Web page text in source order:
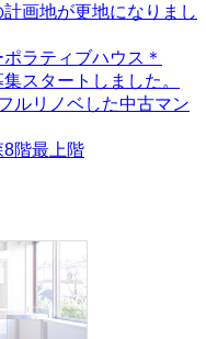
画地が更地になりまし
ラティブハウス＊
スタートしました。
ルリノベした中古マン
8階最上階